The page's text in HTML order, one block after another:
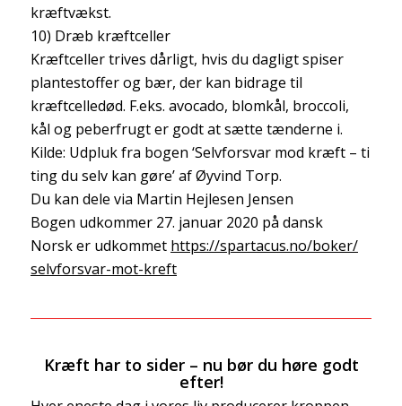
kræftvækst.
10) Dræb kræftceller
Kræftceller trives dårligt, hvis du dagligt spiser
plantestoffer og bær, der kan bidrage til
kræftcelledød. F.eks. avocado, blomkål, broccoli,
kål og peberfrugt er godt at sætte tænderne i.
Kilde: Udpluk fra bogen ‘Selvforsvar mod kræft – ti
ting du selv kan gøre’ af Øyvind Torp.
Du kan dele via Martin Hejlesen Jensen
Bogen udkommer 27. januar 2020 på dansk
Norsk er udkommet https://spartacus.no/boker/
selvforsvar-mot-kreft
Kræft har to sider – nu bør du høre godt
efter!